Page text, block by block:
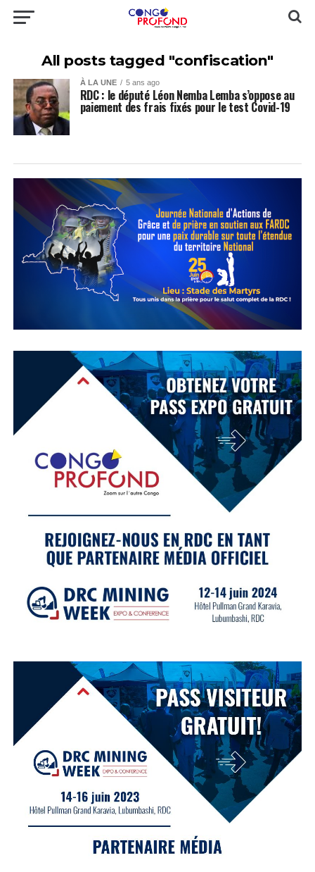
All posts tagged "confiscation"
À LA UNE 5 ans ago
RDC : le député Léon Nemba Lemba s’oppose au
paiement des frais fixés pour le test Covid-19